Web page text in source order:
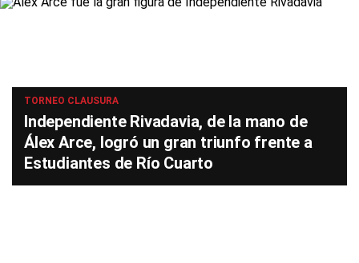
TORNEO CLAUSURA
Independiente Rivadavia, de la mano de
Álex Arce, logró un gran triunfo frente a
Estudiantes de Río Cuarto